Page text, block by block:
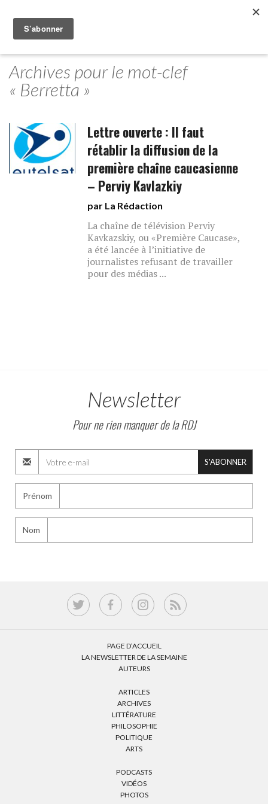
Archives pour le mot-clef
« Berretta »
Lettre ouverte : Il faut
rétablir la diffusion de la
première chaîne caucasienne
– Perviy Kavlazkiy
par La Rédaction
La chaîne de télévision Perviy
Kavkazskiy, ou «Première Caucase»,
a été lancée à l’initiative de
journalistes refusant de travailler
pour des médias ...
Newsletter
Pour ne rien manquer de la RDJ
S'ABONNER
Prénom
Nom
PAGE D’ACCUEIL
LA NEWSLETTER DE LA SEMAINE
AUTEURS
ARTICLES
ARCHIVES
LITTÉRATURE
PHILOSOPHIE
POLITIQUE
ARTS
PODCASTS
VIDÉOS
PHOTOS